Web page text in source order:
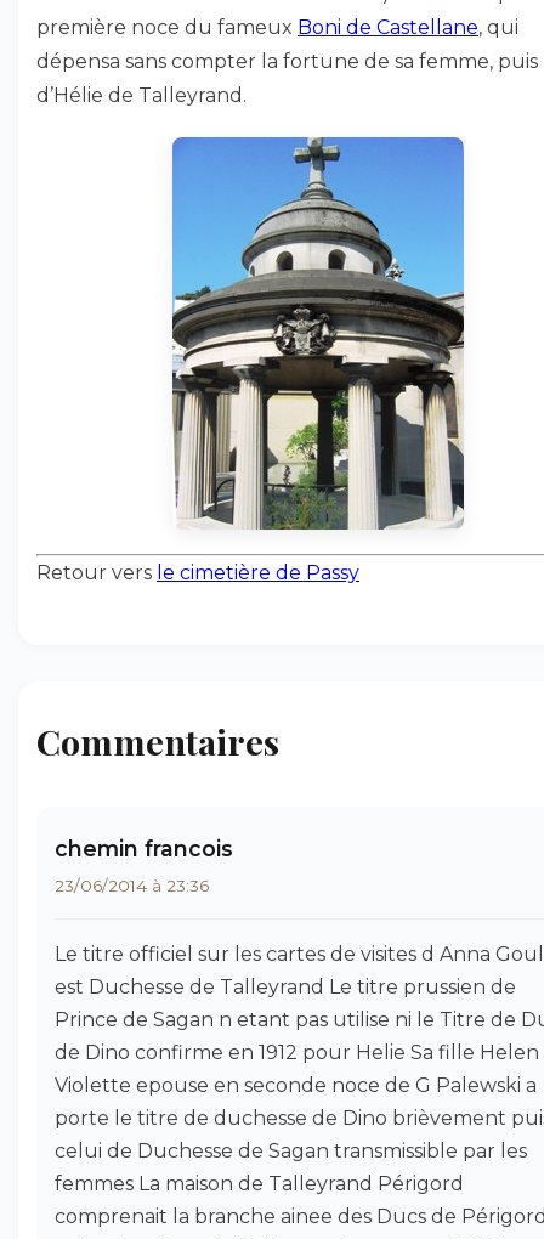
première noce du fameux Boni de Castellane, qui
dépensa sans compter la fortune de sa femme, puis
d’Hélie de Talleyrand.
Retour vers le cimetière de Passy
Commentaires
chemin francois
23/06/2014 à 23:36
Le titre officiel sur les cartes de visites d Anna
est Duchesse de Talleyrand Le titre prussien de
Prince de Sagan n etant pas utilise ni le Titre de
de Dino confirme en 1912 pour Helie Sa fille Helen
Violette epouse en seconde noce de G Palewski a
porte le titre de duchesse de Dino brièvement
celui de Duchesse de Sagan transmissible par les
femmes La maison de Talleyrand Périgord
comprenait la branche ainee des Ducs de